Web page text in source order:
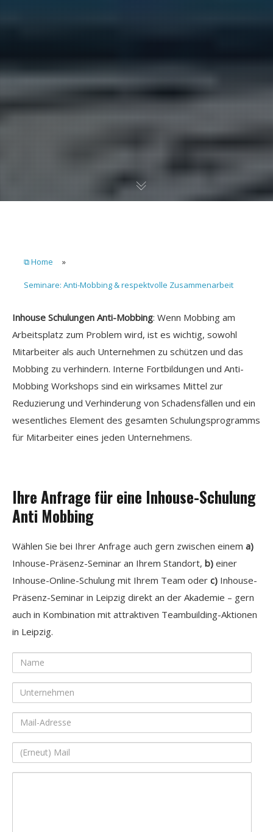
⧉ Home »
Seminare: Anti-Mobbing & respektvolle Zusammenarbeit
Inhouse Schulungen Anti-Mobbing: Wenn Mobbing am
Arbeitsplatz zum Problem wird, ist es wichtig, sowohl
Mitarbeiter als auch Unternehmen zu schützen und das
Mobbing zu verhindern. Interne Fortbildungen und Anti-
Mobbing Workshops sind ein wirksames Mittel zur
Reduzierung und Verhinderung von Schadensfällen und ein
wesentliches Element des gesamten Schulungsprogramms
für Mitarbeiter eines jeden Unternehmens.
Ihre Anfrage für eine Inhouse-Schulung
Anti Mobbing
Wählen Sie bei Ihrer Anfrage auch gern zwischen einem a)
Inhouse-Präsenz-Seminar an Ihrem Standort, b) einer
Inhouse-Online-Schulung mit Ihrem Team oder c) Inhouse-
Präsenz-Seminar in Leipzig direkt an der Akademie – gern
auch in Kombination mit attraktiven Teambuilding-Aktionen
in Leipzig.
Name
Unternehmen
Mail-
Adresse
(Erneut)
Mail